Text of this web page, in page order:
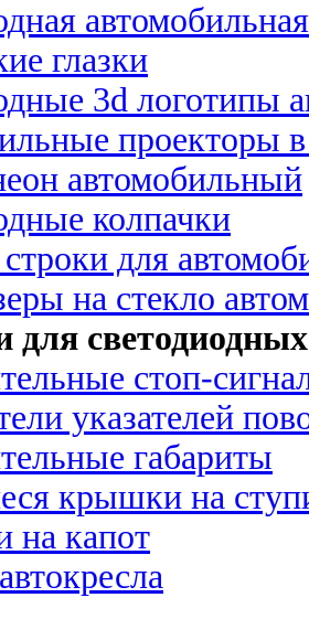
глазки
3d логотипы
проекторы
автомобильный
колпачки
для
на стекло
для
стоп-
указателей
габариты
крышки на
на капот